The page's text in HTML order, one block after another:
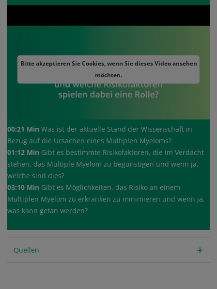
Bitte akzeptieren Sie Cookies, wenn Sie dieses Video ansehen
möchten.
00:21 Min Was ist der aktuelle Stand der Wissenschaft in
Bezug auf die Ursachen eines Multiplen Myeloms?
01:12 Min Gibt es bestimmte Risikofaktoren, die im Verdacht
stehen, das Multiple Myelom zu begünstigen und wenn ja,
welche sind dies?
03:10 Min Gibt es Möglichkeiten, das Risiko an einem
Multiplen Myelom zu erkranken zu minimieren und wenn ja,
was kann getan werden?
Quellen